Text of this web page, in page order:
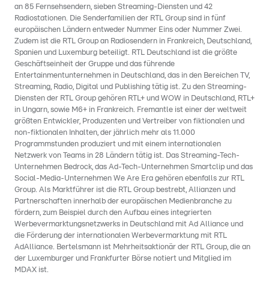
an 85 Fernsehsendern, sieben Streaming-Diensten und 42
Radiostationen. Die Senderfamilien der RTL Group sind in fünf
europäischen Ländern entweder Nummer Eins oder Nummer Zwei.
Zudem ist die RTL Group an Radiosendern in Frankreich, Deutschland,
Spanien und Luxemburg beteiligt. RTL Deutschland ist die größte
Geschäftseinheit der Gruppe und das führende
Entertainmentunternehmen in Deutschland, das in den Bereichen TV,
Streaming, Radio, Digital und Publishing tätig ist. Zu den Streaming-
Diensten der RTL Group gehören RTL+ und WOW in Deutschland, RTL+
in Ungarn, sowie M6+ in Frankreich. Fremantle ist einer der weltweit
größten Entwickler, Produzenten und Vertreiber von fiktionalen und
non-fiktionalen Inhalten, der jährlich mehr als 11.000
Programmstunden produziert und mit einem internationalen
Netzwerk von Teams in 28 Ländern tätig ist. Das Streaming-Tech-
Unternehmen Bedrock, das Ad-Tech-Unternehmen Smartclip und das
Social-Media-Unternehmen We Are Era gehören ebenfalls zur RTL
Group. Als Marktführer ist die RTL Group bestrebt, Allianzen und
Partnerschaften innerhalb der europäischen Medienbranche zu
fördern, zum Beispiel durch den Aufbau eines integrierten
Werbevermarktungsnetzwerks in Deutschland mit Ad Alliance und
die Förderung der internationalen Werbevermarktung mit RTL
AdAlliance. Bertelsmann ist Mehrheitsaktionär der RTL Group, die an
der Luxemburger und Frankfurter Börse notiert und Mitglied im
MDAX ist.